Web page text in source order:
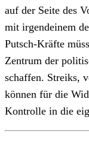
auf der Seite des
mit irgendeinem
Putsch-Kräfte
Zentrum der
schaffen. Streiks,
können für die
Kontrolle in die